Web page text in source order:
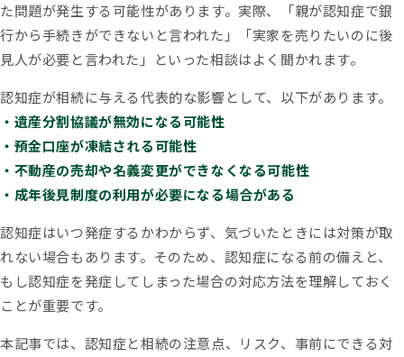
遺言書より遺留分の権利の方が強
い！遺留分でもめない遺言の残し
方
【遺産分割協議書の5つの提出先】
手続きの内容と提出期限を解説
相続権がある人・ない人とは？配
偶者・子・兄弟姉妹の相続順位と
除外される場合
た問題が発生する可能性があります。実際、「親が認知症で銀
行から手続きができないと言われた」「実家を売りたいのに後
見人が必要と言われた」といった相談はよく聞かれます。
認知症が相続に与える代表的な影響として、以下があります。
・遺産分割協議が無効になる可能性
・預金口座が凍結される可能性
・不動産の売却や名義変更ができなくなる可能性
・成年後見制度の利用が必要になる場合がある
認知症はいつ発症するかわからず、気づいたときには対策が取
れない場合もあります。そのため、認知症になる前の備えと、
もし認知症を発症してしまった場合の対応方法を理解しておく
ことが重要です。
本記事では、認知症と相続の注意点、リスク、事前にできる対